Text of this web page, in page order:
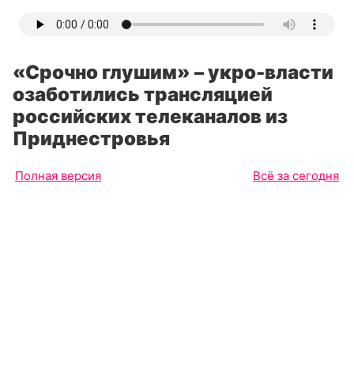
«Срочно глушим» – укро-власти
озаботились трансляцией
российских телеканалов из
Приднестровья
Полная версия Всё за сегодня